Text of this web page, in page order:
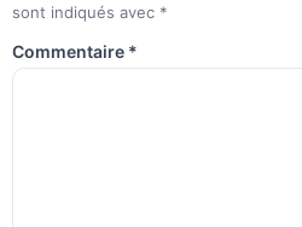
sont indiqués avec *
Commentaire *